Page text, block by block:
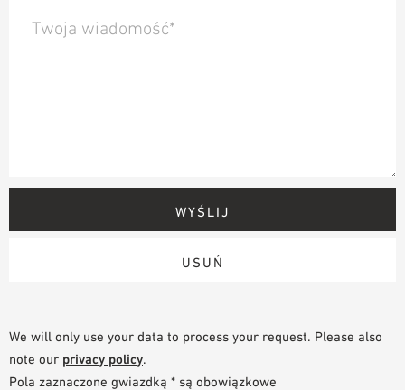
Twoja wiadomość*
We will only use your data to process your request. Please also
note our privacy policy.
Pola zaznaczone gwiazdką * są obowiązkowe